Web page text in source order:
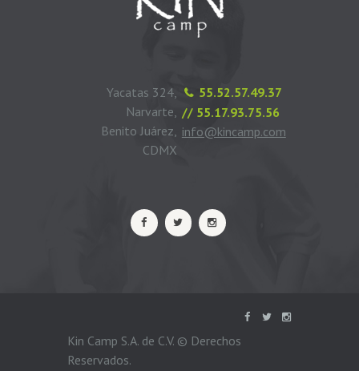
55.52.57.49.37
// 55.17.93.75.56
info@kincamp.com
Yacatas 324,
Narvarte,
Benito Juárez,
CDMX
Kin Camp S.A. de C.V. © Derechos
Reservados.